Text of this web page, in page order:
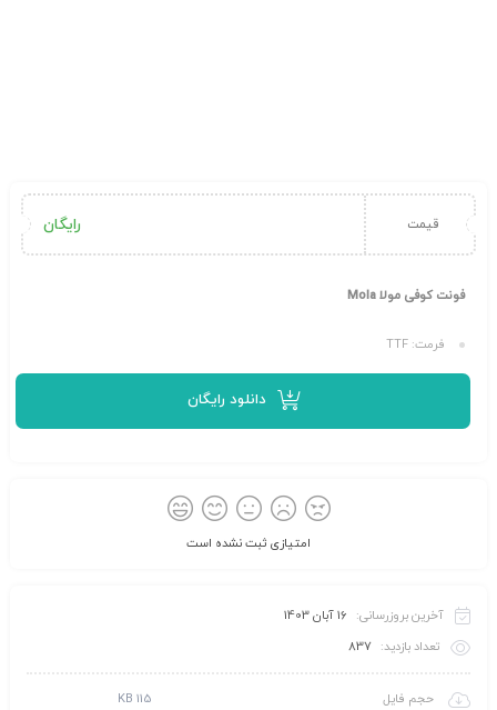
قیمت رایگان
فونت کوفی مولا Mola
فرمت: TTF
دانلود رایگان
امتیازی ثبت نشده است
آخرین بروزرسانی:
16 آبان 1403
تعداد بازدید: 837
حجم فایل 115 KB